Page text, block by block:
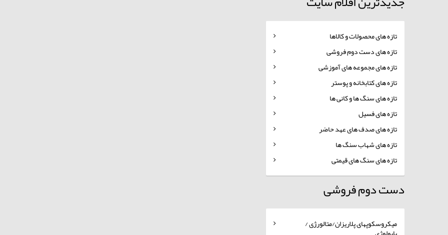
تازه های محصولات و کالاها
تازه های دست دوم فروشی
تازه های مجموعه های آموزشی
تازه های کتابخانه و پوستر
تازه های سنگ ها و کانی ها
تازه های فسیل
تازه های صدف های عهد حاضر
تازه های شهاب سنگ ها
تازه های سنگ های قیمتی
دست دوم فروشی
میکروسکوپهای پلاریزان/متالورژی /